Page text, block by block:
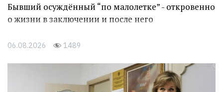
Бывший осуждённый “по малолетке” - откровенно
о жизни в заключении и после него
06.08.2026 1489